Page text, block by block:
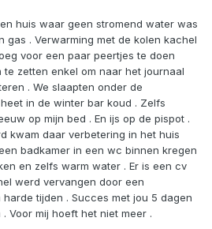
huis waar geen stromend water was
gas . Verwarming met de kolen kachel
voor een paar peertjes te doen
zetten enkel om naar het journaal
. We slaapten onder de
in de winter bar koud . Zelfs
op mijn bed . En ijs op de pispot .
kwam daar verbetering in het huis
badkamer in een wc binnen kregen
en zelfs warm water . Er is een cv
werd vervangen door een
tijden . Succes met jou 5 dagen
Voor mij hoeft het niet meer .